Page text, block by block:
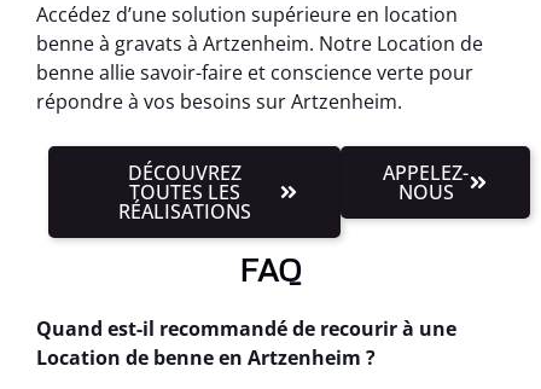
Accédez d’une solution supérieure en location
benne à gravats à Artzenheim. Notre Location de
benne allie savoir-faire et conscience verte pour
répondre à vos besoins sur Artzenheim.
DÉCOUVREZ
TOUTES LES
RÉALISATIONS
APPELEZ-
NOUS
FAQ
Quand est-il recommandé de recourir à une
Location de benne en Artzenheim ?